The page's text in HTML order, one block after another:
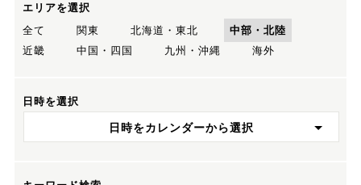
エリアを選択
全て
関東 北海道・東北
中部・北陸
近畿
中国・四国 九州・沖縄 海外
日時を選択
日時をカレンダーから選択